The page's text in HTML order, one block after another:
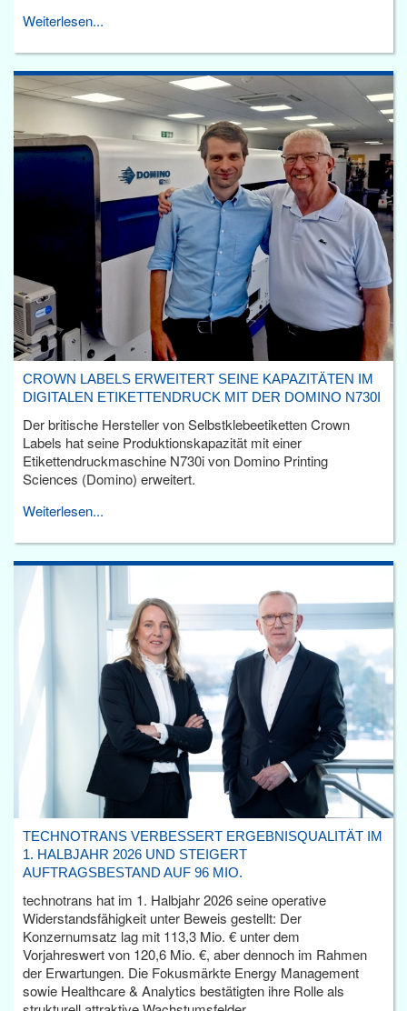
Weiterlesen...
CROWN LABELS ERWEITERT SEINE KAPAZITÄTEN IM
DIGITALEN ETIKETTENDRUCK MIT DER DOMINO N730I
Der britische Hersteller von Selbstklebeetiketten Crown
Labels hat seine Produktionskapazität mit einer
Etikettendruckmaschine N730i von Domino Printing
Sciences (Domino) erweitert.
Weiterlesen...
TECHNOTRANS VERBESSERT ERGEBNISQUALITÄT IM
1. HALBJAHR 2026 UND STEIGERT
AUFTRAGSBESTAND AUF 96 MIO.
technotrans hat im 1. Halbjahr 2026 seine operative
Widerstandsfähigkeit unter Beweis gestellt: Der
Konzernumsatz lag mit 113,3 Mio. € unter dem
Vorjahreswert von 120,6 Mio. €, aber dennoch im Rahmen
der Erwartungen. Die Fokusmärkte Energy Management
sowie Healthcare & Analytics bestätigten ihre Rolle als